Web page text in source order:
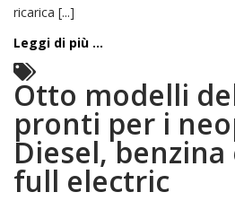
ricarica [...]
Leggi di più ...
Otto modelli
pronti per i
Diesel, benzina
full electric